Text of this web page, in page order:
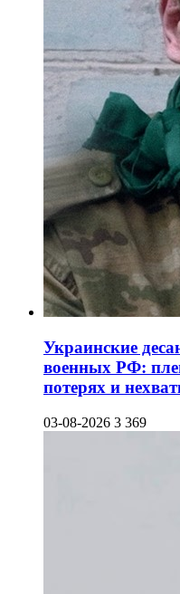
Украинские
военных РФ:
потерях и
03-08-2026 3 369